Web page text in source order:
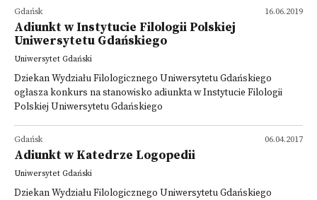
16.06.2019
Gdańsk
Adiunkt w Instytucie Filologii Polskiej
Uniwersytetu Gdańskiego
Uniwersytet Gdański
Dziekan Wydziału Filologicznego Uniwersytetu Gdańskiego
ogłasza konkurs na stanowisko adiunkta w Instytucie Filologii
Polskiej Uniwersytetu Gdańskiego
06.04.2017
Gdańsk
Adiunkt w Katedrze Logopedii
Uniwersytet Gdański
Dziekan Wydziału Filologicznego Uniwersytetu Gdańskiego